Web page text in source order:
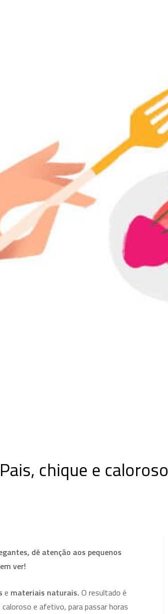
chique e caloroso
dê atenção aos pequenos
ver!
e materiais naturais. O resultado é
e afetivo, para passar horas